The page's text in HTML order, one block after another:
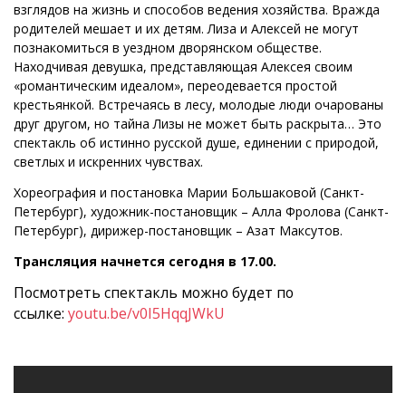
взглядов на жизнь и способов ведения хозяйства. Вражда
родителей мешает и их детям. Лиза и Алексей не могут
познакомиться в уездном дворянском обществе.
Находчивая девушка, представляющая Алексея своим
«романтическим идеалом», переодевается простой
крестьянкой. Встречаясь в лесу, молодые люди очарованы
друг другом, но тайна Лизы не может быть раскрыта… Это
спектакль об истинно русской душе, единении с природой,
светлых и искренних чувствах.
Хореография и постановка Марии Большаковой (Санкт-
Петербург), художник-постановщик – Алла Фролова (Санкт-
Петербург), дирижер-постановщик – Азат Максутов.
Трансляция начнется сегодня в 17.00.
Посмотреть спектакль можно будет по
ссылке: youtu.be/v0I5HqqJWkU